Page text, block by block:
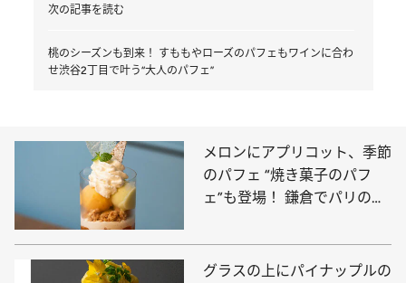
次の記事を読む
桃のシーズンも到来！ すももやローズのパフェもワインに合わ
せ渋谷2丁目で叶う“大人のパフェ”
メロンにアプリコット、季節
のパフェ “焼き菓子のパフ
ェ”も登場！ 鎌倉でパリのエ
グラスの上にパイナップルの